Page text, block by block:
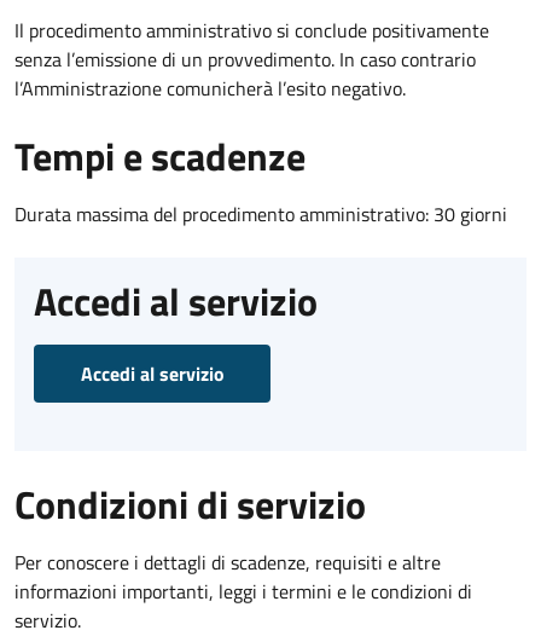
Il procedimento amministrativo si conclude positivamente
senza l’emissione di un provvedimento. In caso contrario
l’Amministrazione comunicherà l’esito negativo.
Tempi e scadenze
Durata massima del procedimento amministrativo: 30 giorni
Accedi al servizio
Accedi al servizio
Condizioni di servizio
Per conoscere i dettagli di scadenze, requisiti e altre
informazioni importanti, leggi i termini e le condizioni di
servizio.